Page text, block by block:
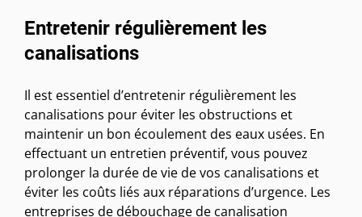
Entretenir régulièrement les
canalisations
Il est essentiel d’entretenir régulièrement les
canalisations pour éviter les obstructions et
maintenir un bon écoulement des eaux usées. En
effectuant un entretien préventif, vous pouvez
prolonger la durée de vie de vos canalisations et
éviter les coûts liés aux réparations d’urgence. Les
entreprises de débouchage de canalisation